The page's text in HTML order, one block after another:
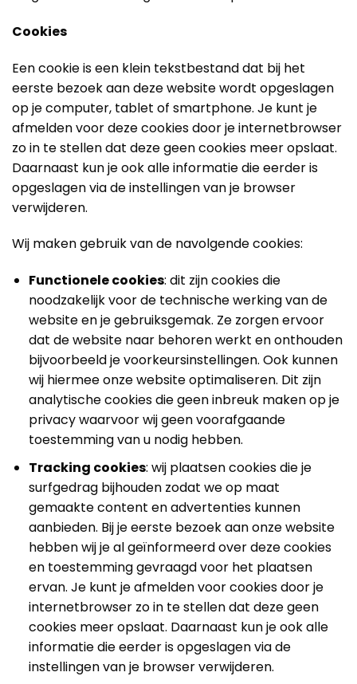
Cookies
Een cookie is een klein tekstbestand dat bij het
eerste bezoek aan deze website wordt opgeslagen
op je computer, tablet of smartphone. Je kunt je
afmelden voor deze cookies door je internetbrowser
zo in te stellen dat deze geen cookies meer opslaat.
Daarnaast kun je ook alle informatie die eerder is
opgeslagen via de instellingen van je browser
verwijderen.
Wij maken gebruik van de navolgende cookies:
Functionele cookies: dit zijn cookies die
noodzakelijk voor de technische werking van de
website en je gebruiksgemak. Ze zorgen ervoor
dat de website naar behoren werkt en onthouden
bijvoorbeeld je voorkeursinstellingen. Ook kunnen
wij hiermee onze website optimaliseren. Dit zijn
analytische cookies die geen inbreuk maken op je
privacy waarvoor wij geen voorafgaande
toestemming van u nodig hebben.
Tracking cookies: wij plaatsen cookies die je
surfgedrag bijhouden zodat we op maat
gemaakte content en advertenties kunnen
aanbieden. Bij je eerste bezoek aan onze website
hebben wij je al geïnformeerd over deze cookies
en toestemming gevraagd voor het plaatsen
ervan. Je kunt je afmelden voor cookies door je
internetbrowser zo in te stellen dat deze geen
cookies meer opslaat. Daarnaast kun je ook alle
informatie die eerder is opgeslagen via de
instellingen van je browser verwijderen.